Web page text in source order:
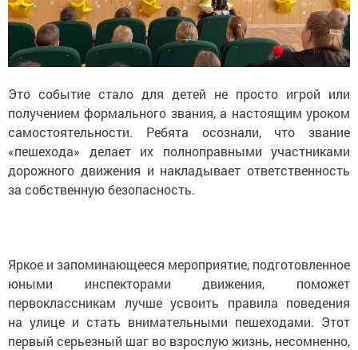
Это событие стало для детей не просто игрой или
получением формального звания, а настоящим уроком
самостоятельности. Ребята осознали, что звание
«пешехода» делает их полноправными участниками
дорожного движения и накладывает ответственность
за собственную безопасность.
Яркое и запоминающееся мероприятие, подготовленное
юными инспекторами движения, поможет
первоклассникам лучше усвоить правила поведения
на улице и стать внимательными пешеходами. Этот
первый серьезный шаг во взрослую жизнь, несомненно,